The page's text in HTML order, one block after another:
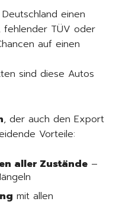
einen
fehlender TÜV oder
auf einen
sind diese Autos
, der auch den Export
Vorteile:
aller Zustände –
mit allen